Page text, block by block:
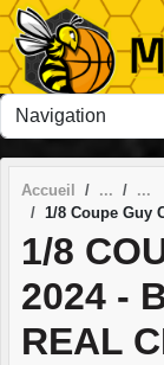
Accueil
1/8 Coupe Guy
1/8
2024 -
REAL
Panneau de